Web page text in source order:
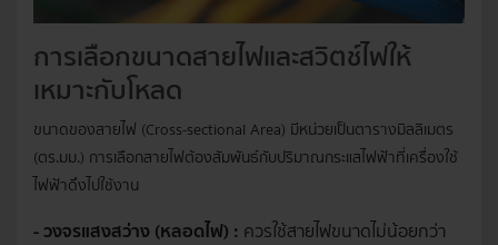
การเลือกขนาดสายไฟและสวิตช์ไฟให้
เหมาะกับโหลด
ขนาดของสายไฟ (Cross-sectional Area) มีหน่วยเป็นตารางมิลลิเมตร
(ตร.มม.) การเลือกสายไฟต้องสัมพันธ์กับปริมาณกระแสไฟฟ้าที่เครื่องใช้
ไฟฟ้าดึงไปใช้งาน
- วงจรแสงสว่าง (หลอดไฟ) : ควรใช้สายไฟขนาดไม่น้อยกว่า